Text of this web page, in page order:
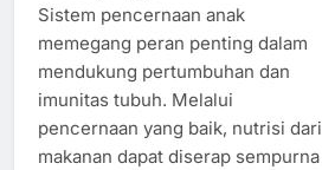
Sistem pencernaan anak
memegang peran penting dalam
mendukung pertumbuhan dan
imunitas tubuh. Melalui
pencernaan yang baik, nutrisi dari
makanan dapat diserap sempurna